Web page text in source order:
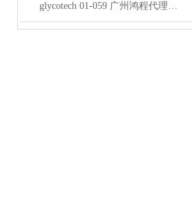
glycotech 01-059 广州鸿程代理：开启糖生物学研究新征程